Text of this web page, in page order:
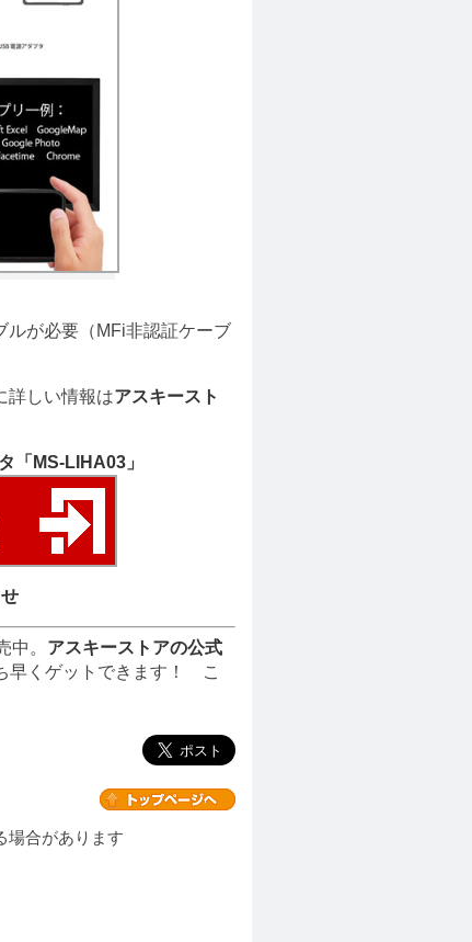
が必要（MFi非認証ケーブ
詳しい情報はアスキースト
「MS-LIHA03」
中。 アスキーストアの公式
早くゲットできます！ こ
場合があります